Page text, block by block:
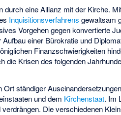
durch eine Allianz mit der Kirche.
Inquisitionsverfahrens gewaltsam
Vorgehen gegen konvertierte
einer Bürokratie und
Finanzschwierigkeiten
die Krisen des folgenden
Ort ständiger
und dem Kirchenstaat. Im
Die verschiedenen